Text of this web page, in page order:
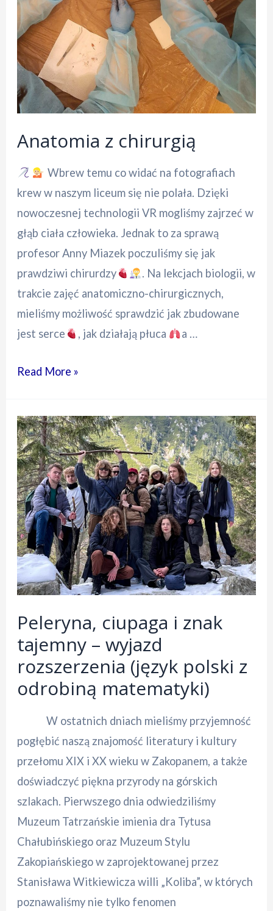
Anatomia z chirurgią
Wbrew temu co widać na fotografiach
krew w naszym liceum się nie polała. Dzięki
nowoczesnej technologii VR mogliśmy zajrzeć w
głąb ciała człowieka. Jednak to za sprawą
profesor Anny Miazek poczuliśmy się jak
prawdziwi chirurdzy
. Na lekcjach biologii, w
trakcie zajęć anatomiczno-chirurgicznych,
mieliśmy możliwość sprawdzić jak zbudowane
jest serce
, jak działają płuca a …
Anatomia
Read More »
Peleryna, ciupaga i znak
tajemny – wyjazd
rozszerzenia (język polski z
odrobiną matematyki)
W ostatnich dniach mieliśmy przyjemność
pogłębić naszą znajomość literatury i kultury
przełomu XIX i XX wieku w Zakopanem, a także
doświadczyć piękna przyrody na górskich
szlakach. Pierwszego dnia odwiedziliśmy
Muzeum Tatrzańskie imienia dra Tytusa
Chałubińskiego oraz Muzeum Stylu
Zakopiańskiego w zaprojektowanej przez
Stanisława Witkiewicza willi „Koliba”, w których
poznawaliśmy nie tylko fenomen